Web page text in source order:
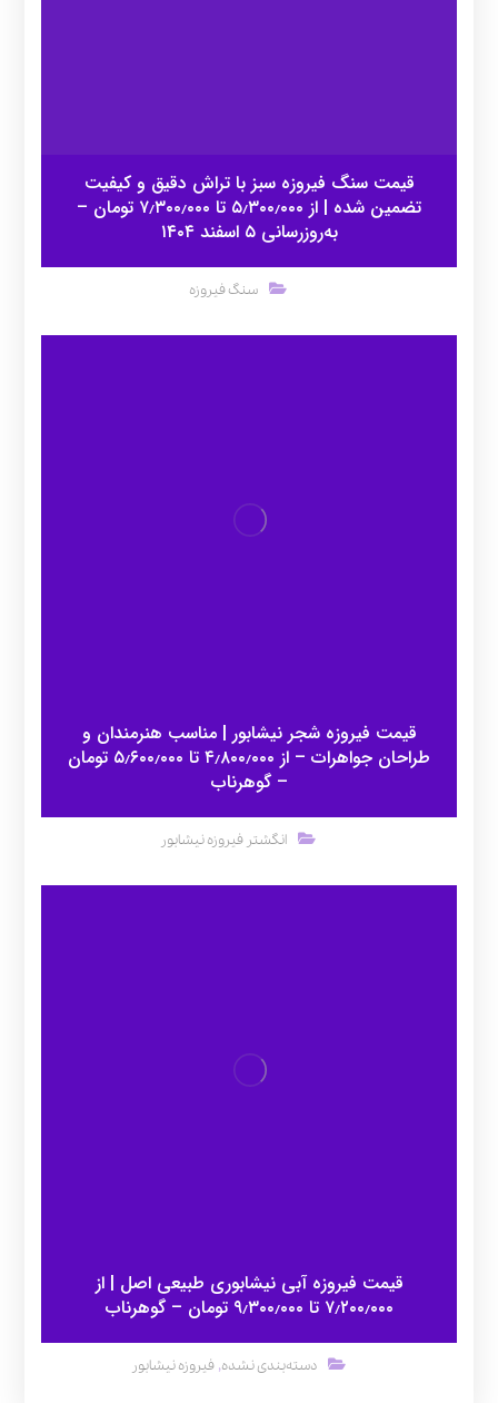
قیمت سنگ فیروزه سبز با تراش دقیق و کیفیت
تضمین شده | از ۵٫۳۰۰٫۰۰۰ تا ۷٫۳۰۰٫۰۰۰ تومان –
به‌روزرسانی ۵ اسفند ۱۴۰۴
سنگ فیروزه
قیمت فیروزه شجر نیشابور | مناسب هنرمندان و
طراحان جواهرات – از ۴٫۸۰۰٫۰۰۰ تا ۵٫۶۰۰٫۰۰۰ تومان
– گوهرناب
انگشتر فیروزه نیشابور
قیمت فیروزه آبی نیشابوری طبیعی اصل | از
۷٫۲۰۰٫۰۰۰ تا ۹٫۳۰۰٫۰۰۰ تومان – گوهرناب
دسته‌بندی نشده,فیروزه نیشابور